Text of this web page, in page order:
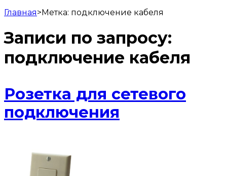
Главная>Метка: подключение кабеля
Записи по запросу:
подключение кабеля
Розетка для сетевого
подключения